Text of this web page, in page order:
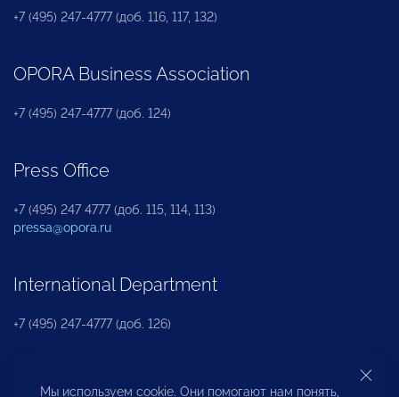
+7 (495) 247-4777 (доб. 116, 117, 132)
OPORA Business Association
+7 (495) 247-4777 (доб. 124)
Press Office
+7 (495) 247 4777 (доб. 115, 114, 113)
pressa@opora.ru
International Department
+7 (495) 247-4777 (доб. 126)
Business and Investment Rights Protection
Мы используем cookie. Они помогают нам понять,